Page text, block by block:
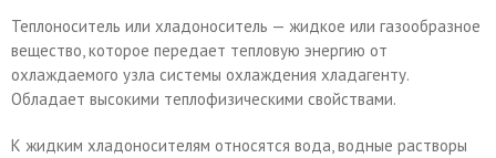
Теплоноситель или хладоноситель — жидкое или газообразное
вещество, которое передает тепловую энергию от
охлаждаемого узла системы охлаждения хладагенту.
Обладает высокими теплофизическими свойствами.
К жидким хладоносителям относятся вода, водные растворы